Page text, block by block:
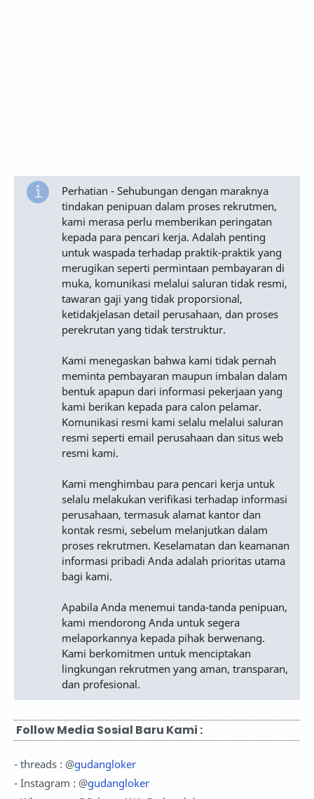
Perhatian - Sehubungan dengan maraknya
tindakan penipuan dalam proses rekrutmen,
kami merasa perlu memberikan peringatan
kepada para pencari kerja. Adalah penting
untuk waspada terhadap praktik-praktik yang
merugikan seperti permintaan pembayaran di
muka, komunikasi melalui saluran tidak resmi,
tawaran gaji yang tidak proporsional,
ketidakjelasan detail perusahaan, dan proses
perekrutan yang tidak terstruktur.
Kami menegaskan bahwa kami tidak pernah
meminta pembayaran maupun imbalan dalam
bentuk apapun dari informasi pekerjaan yang
kami berikan kepada para calon pelamar.
Komunikasi resmi kami selalu melalui saluran
resmi seperti email perusahaan dan situs web
resmi kami.
Kami menghimbau para pencari kerja untuk
selalu melakukan verifikasi terhadap informasi
perusahaan, termasuk alamat kantor dan
kontak resmi, sebelum melanjutkan dalam
proses rekrutmen. Keselamatan dan keamanan
informasi pribadi Anda adalah prioritas utama
bagi kami.
Apabila Anda menemui tanda-tanda penipuan,
kami mendorong Anda untuk segera
melaporkannya kepada pihak berwenang.
Kami berkomitmen untuk menciptakan
lingkungan rekrutmen yang aman, transparan,
dan profesional.
Follow Media Sosial Baru Kami :
- threads : @gudangloker
- Instagram : @gudangloker